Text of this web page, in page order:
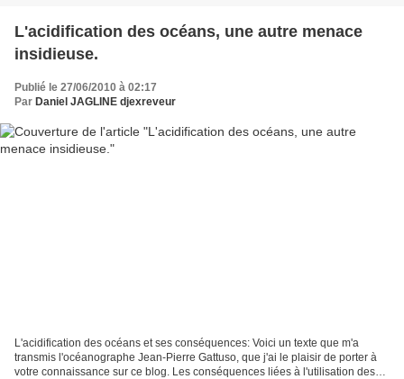
L'acidification des océans, une autre menace
insidieuse.
Publié le 27/06/2010 à 02:17
Par Daniel JAGLINE djexreveur
L'acidification des océans et ses conséquences: Voici un texte que m'a
transmis l'océanographe Jean-Pierre Gattuso, que j'ai le plaisir de porter à
votre connaissance sur ce blog. Les conséquences liées à l'utilisation des